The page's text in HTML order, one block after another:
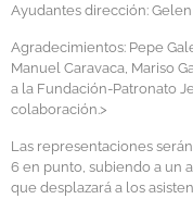
Ayudantes dirección:
Agradecimientos: Pepe
Manuel Caravaca, Mariso
a la Fundación-Patronato
colaboración.>
Las representaciones
6 en punto, subiendo a un
que desplazará a los